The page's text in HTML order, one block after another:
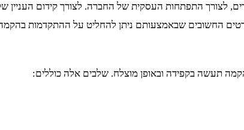
התפתחות העסקית של החברה. לצורך קידום העניין
החשובים שבאמצעותם ניתן להחליט על ההתקדמות
תעשה בקפידה ובאופן מוצלח. שלבים אלה כוללים: